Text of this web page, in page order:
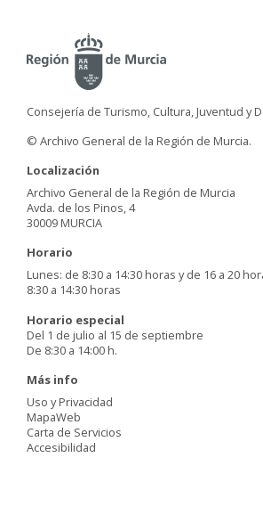
Consejería de Turismo, Cultura, Juventud y
© Archivo General de la Región de Murcia.
Localización
Archivo General de la Región de Murcia
Avda. de los Pinos, 4
30009 MURCIA
Horario
Lunes: de 8:30 a 14:30 horas y de 16 a 20
8:30 a 14:30 horas
Horario especial
Del 1 de julio al 15 de septiembre
De 8:30 a 14:00 h.
Más info
Uso y Privacidad
MapaWeb
Carta de Servicios
Accesibilidad